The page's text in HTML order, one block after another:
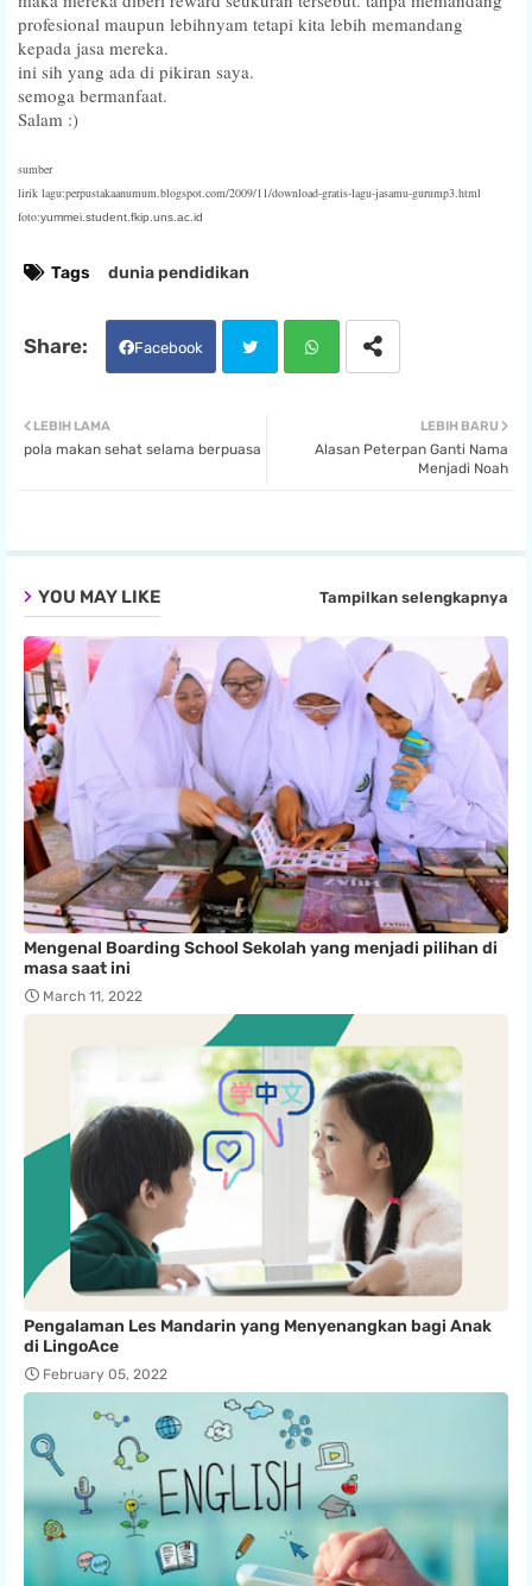
profesional maupun lebihnyam tetapi kita lebih memandang
kepada jasa mereka.
ini sih yang ada di pikiran saya.
semoga bermanfaat.
Salam :)
sumber
lirik lagu:perpustakaanumum.blogspot.com/2009/11/download-gratis-lagu-jasamu-gurump3.html
foto:yummei.student.fkip.uns.ac.id
Tags dunia pendidikan
Facebook
ter tsa
LEBIH BARU
Alasan Peterpan Ganti Nama
Menjadi Noah
LEBIH LAMA
pola makan sehat selama berpuasa
YOU MAY LIKE Tampilkan selengkapnya
Mengenal Boarding School Sekolah yang menjadi pilihan di
masa saat ini
March 11, 2022
Pengalaman Les Mandarin yang Menyenangkan bagi Anak
di LingoAce
February 05, 2022